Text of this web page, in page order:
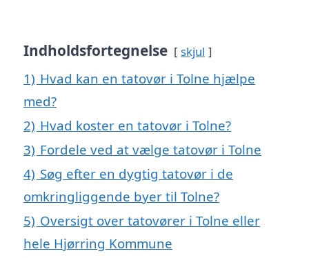
Indholdsfortegnelse skjul
1) Hvad kan en tatovør i Tolne hjælpe
med?
2) Hvad koster en tatovør i Tolne?
3) Fordele ved at vælge tatovør i Tolne
4) Søg efter en dygtig tatovør i de
omkringliggende byer til Tolne?
5) Oversigt over tatovører i Tolne eller
hele Hjørring Kommune